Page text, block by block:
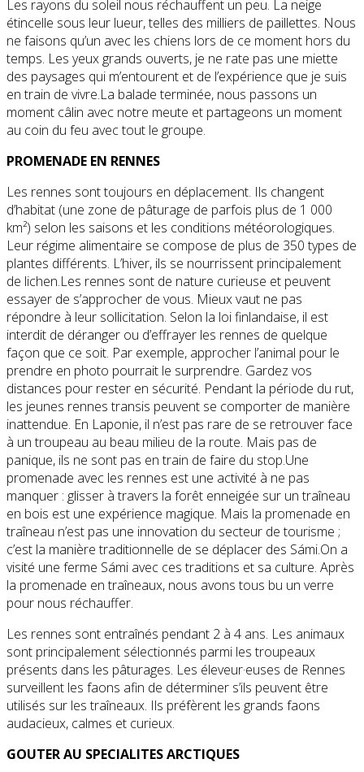
Les rayons du soleil nous réchauffent un peu. La neige
étincelle sous leur lueur, telles des milliers de paillettes. Nous
ne faisons qu’un avec les chiens lors de ce moment hors du
temps. Les yeux grands ouverts, je ne rate pas une miette
des paysages qui m’entourent et de l’expérience que je suis
en train de vivre.La balade terminée, nous passons un
moment câlin avec notre meute et partageons un moment
au coin du feu avec tout le groupe.
PROMENADE EN RENNES
Les rennes sont toujours en déplacement. Ils changent
d’habitat (une zone de pâturage de parfois plus de 1 000
km²) selon les saisons et les conditions météorologiques.
Leur régime alimentaire se compose de plus de 350 types de
plantes différents. L’hiver, ils se nourrissent principalement
de lichen.Les rennes sont de nature curieuse et peuvent
essayer de s’approcher de vous. Mieux vaut ne pas
répondre à leur sollicitation. Selon la loi finlandaise, il est
interdit de déranger ou d’effrayer les rennes de quelque
façon que ce soit. Par exemple, approcher l’animal pour le
prendre en photo pourrait le surprendre. Gardez vos
distances pour rester en sécurité. Pendant la période du rut,
les jeunes rennes transis peuvent se comporter de manière
inattendue. En Laponie, il n’est pas rare de se retrouver face
à un troupeau au beau milieu de la route. Mais pas de
panique, ils ne sont pas en train de faire du stop.Une
promenade avec les rennes est une activité à ne pas
manquer : glisser à travers la forêt enneigée sur un traîneau
en bois est une expérience magique. Mais la promenade en
traîneau n’est pas une innovation du secteur de tourisme ;
c’est la manière traditionnelle de se déplacer des Sámi.On a
visité une ferme Sámi avec ces traditions et sa culture. Après
la promenade en traîneaux, nous avons tous bu un verre
pour nous réchauffer.
Les rennes sont entraînés pendant 2 à 4 ans. Les animaux
sont principalement sélectionnés parmi les troupeaux
présents dans les pâturages. Les éleveur·euses de Rennes
surveillent les faons afin de déterminer s’ils peuvent être
utilisés sur les traîneaux. Ils préfèrent les grands faons
audacieux, calmes et curieux.
GOUTER AU SPECIALITES ARCTIQUES